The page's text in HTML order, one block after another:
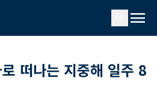
menu
떠나는 지중해 일주 8